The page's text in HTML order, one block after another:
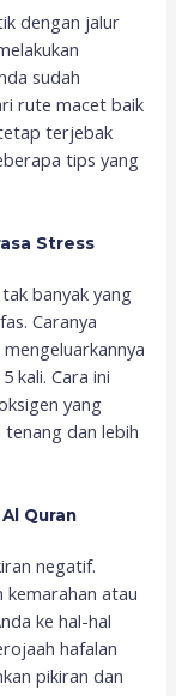
dengan jalur
sudah
rute macet baik
terjebak
tips yang
Stress
banyak yang
Caranya
kali. Cara ini
yang
dan lebih
Al Quran
negatif.
kemarahan atau
ke hal-hal
hafalan
pikiran dan